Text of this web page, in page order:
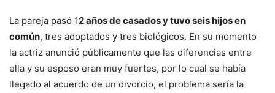
La pareja pasó 12 años de casados y tuvo seis hijos en
común, tres adoptados y tres biológicos. En su momento
la actriz anunció públicamente que las diferencias entre
ella y su esposo eran muy fuertes, por lo cual se había
llegado al acuerdo de un divorcio, el problema sería la